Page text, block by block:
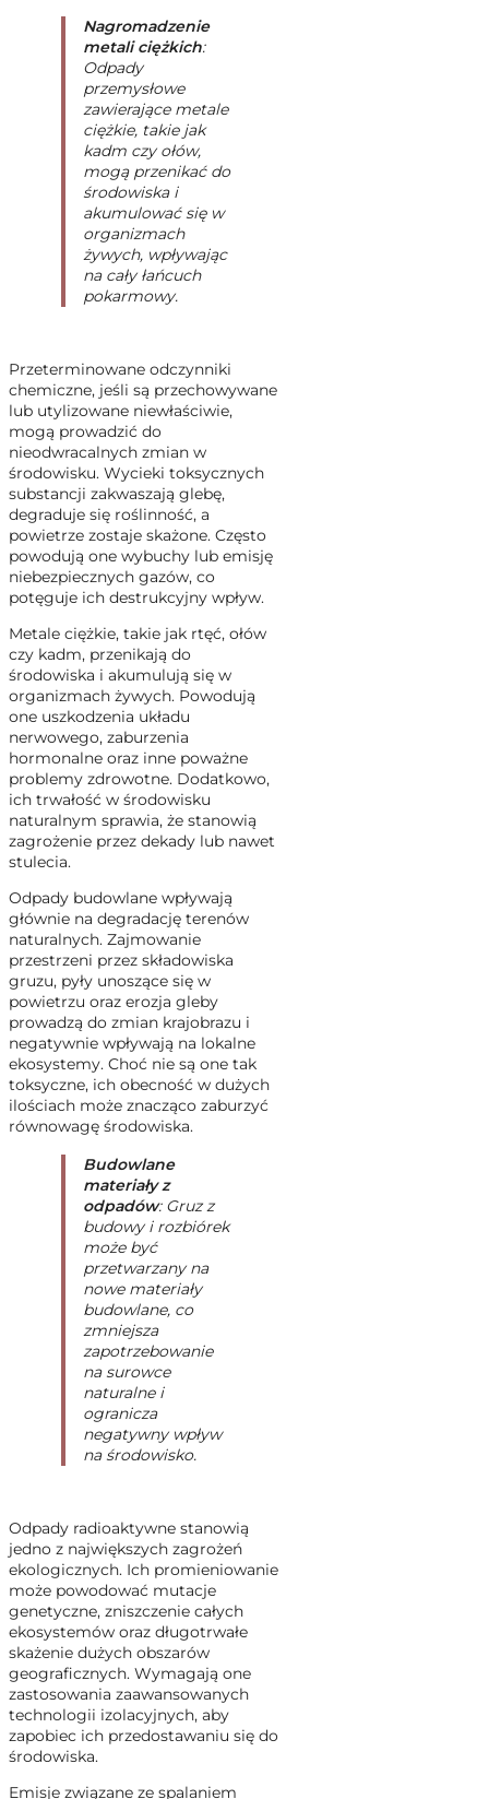
Nagromadzenie
metali ciężkich:
Odpady
przemysłowe
zawierające metale
ciężkie, takie jak
kadm czy ołów,
mogą przenikać do
środowiska i
akumulować się w
organizmach
żywych, wpływając
na cały łańcuch
pokarmowy.
Przeterminowane odczynniki
chemiczne, jeśli są przechowywane
lub utylizowane niewłaściwie,
mogą prowadzić do
nieodwracalnych zmian w
środowisku. Wycieki toksycznych
substancji zakwaszają glebę,
degraduje się roślinność, a
powietrze zostaje skażone. Często
powodują one wybuchy lub emisję
niebezpiecznych gazów, co
potęguje ich destrukcyjny wpływ.
Metale ciężkie, takie jak rtęć, ołów
czy kadm, przenikają do
środowiska i akumulują się w
organizmach żywych. Powodują
one uszkodzenia układu
nerwowego, zaburzenia
hormonalne oraz inne poważne
problemy zdrowotne. Dodatkowo,
ich trwałość w środowisku
naturalnym sprawia, że stanowią
zagrożenie przez dekady lub nawet
stulecia.
Odpady budowlane wpływają
głównie na degradację terenów
naturalnych. Zajmowanie
przestrzeni przez składowiska
gruzu, pyły unoszące się w
powietrzu oraz erozja gleby
prowadzą do zmian krajobrazu i
negatywnie wpływają na lokalne
ekosystemy. Choć nie są one tak
toksyczne, ich obecność w dużych
ilościach może znacząco zaburzyć
równowagę środowiska.
Budowlane
materiały z
odpadów: Gruz z
budowy i rozbiórek
może być
przetwarzany na
nowe materiały
budowlane, co
zmniejsza
zapotrzebowanie
na surowce
naturalne i
ogranicza
negatywny wpływ
na środowisko.
Odpady radioaktywne stanowią
jedno z największych zagrożeń
ekologicznych. Ich promieniowanie
może powodować mutacje
genetyczne, zniszczenie całych
ekosystemów oraz długotrwałe
skażenie dużych obszarów
geograficznych. Wymagają one
zastosowania zaawansowanych
technologii izolacyjnych, aby
zapobiec ich przedostawaniu się do
środowiska.
Emisje związane ze spalaniem